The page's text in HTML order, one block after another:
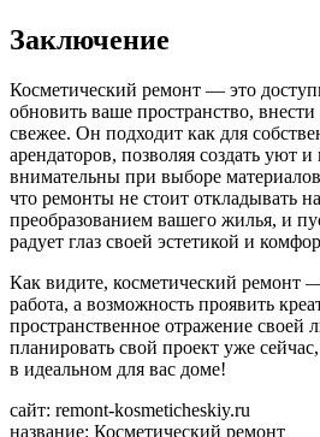
Заключение
Косметический ремонт — это
обновить ваше пространство,
свежее. Он подходит как для
арендаторов, позволяя создать уют
внимательны при выборе
что ремонты не стоит откладывать
преобразованием вашего жилья, и
радует глаз своей эстетикой и
Как видите, косметический ремонт
работа, а возможность проявить
пространственное отражение своей
планировать свой проект уже
в идеальном для вас доме!
сайт: remont-kosmeticheskiy.ru
название: Косметический ремонт